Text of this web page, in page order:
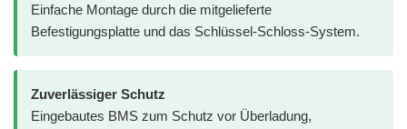
Einfache Montage durch die mitgelieferte
Befestigungsplatte und das Schlüssel-Schloss-System.
Zuverlässiger Schutz
Eingebautes BMS zum Schutz vor Überladung,